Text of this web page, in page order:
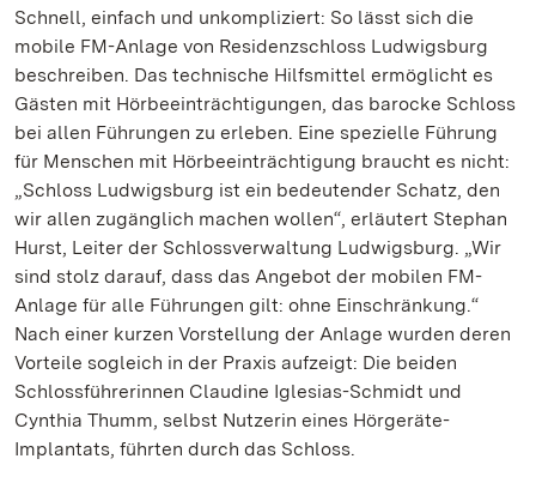
Schnell, einfach und unkompliziert: So lässt sich die
mobile FM-Anlage von Residenzschloss Ludwigsburg
beschreiben. Das technische Hilfsmittel ermöglicht es
Gästen mit Hörbeeinträchtigungen, das barocke Schloss
bei allen Führungen zu erleben. Eine spezielle Führung
für Menschen mit Hörbeeinträchtigung braucht es nicht:
„Schloss Ludwigsburg ist ein bedeutender Schatz, den
wir allen zugänglich machen wollen“, erläutert Stephan
Hurst, Leiter der Schlossverwaltung Ludwigsburg. „Wir
sind stolz darauf, dass das Angebot der mobilen FM-
Anlage für alle Führungen gilt: ohne Einschränkung.“
Nach einer kurzen Vorstellung der Anlage wurden deren
Vorteile sogleich in der Praxis aufzeigt: Die beiden
Schlossführerinnen Claudine Iglesias-Schmidt und
Cynthia Thumm, selbst Nutzerin eines Hörgeräte-
Implantats, führten durch das Schloss.